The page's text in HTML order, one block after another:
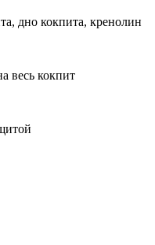
дно кокпита, кренолин
весь кокпит